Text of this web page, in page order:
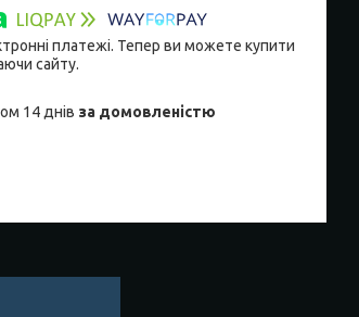
платежі. Тепер ви можете купити
сайту.
14 днів за домовленістю